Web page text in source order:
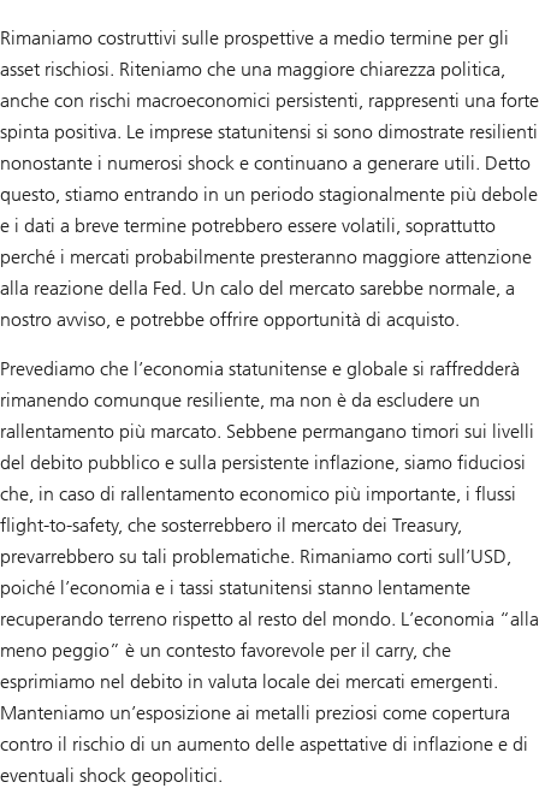
Rimaniamo costruttivi sulle prospettive a medio termine per gli
asset rischiosi. Riteniamo che una maggiore chiarezza politica,
anche con rischi macroeconomici persistenti, rappresenti una forte
spinta positiva. Le imprese statunitensi si sono dimostrate resilienti
nonostante i numerosi shock e continuano a generare utili. Detto
questo, stiamo entrando in un periodo stagionalmente più debole
e i dati a breve termine potrebbero essere volatili, soprattutto
perché i mercati probabilmente presteranno maggiore attenzione
alla reazione della Fed. Un calo del mercato sarebbe normale, a
nostro avviso, e potrebbe offrire opportunità di acquisto.
Prevediamo che l’economia statunitense e globale si raffredderà
rimanendo comunque resiliente, ma non è da escludere un
rallentamento più marcato. Sebbene permangano timori sui livelli
del debito pubblico e sulla persistente inflazione, siamo fiduciosi
che, in caso di rallentamento economico più importante, i flussi
flight-to-safety, che sosterrebbero il mercato dei Treasury,
prevarrebbero su tali problematiche. Rimaniamo corti sull’USD,
poiché l’economia e i tassi statunitensi stanno lentamente
recuperando terreno rispetto al resto del mondo. L’economia “alla
meno peggio” è un contesto favorevole per il carry, che
esprimiamo nel debito in valuta locale dei mercati emergenti.
Manteniamo un’esposizione ai metalli preziosi come copertura
contro il rischio di un aumento delle aspettative di inflazione e di
eventuali shock geopolitici.